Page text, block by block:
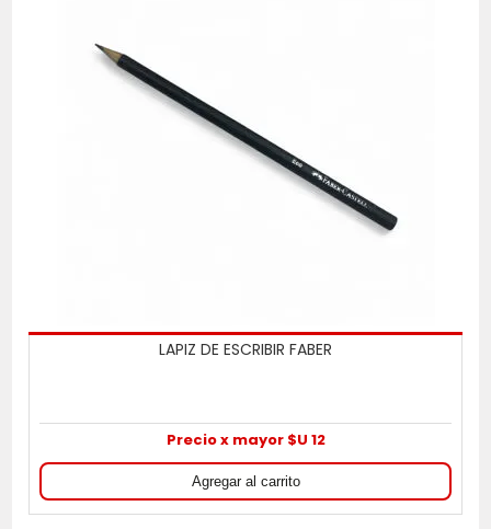
LAPIZ DE ESCRIBIR FABER
Precio x mayor $U 12